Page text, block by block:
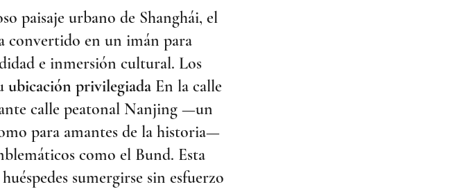
paisaje urbano de Shanghái, el
convertido en un imán para
e inmersión cultural. Los
ubicación privilegiada En la calle
calle peatonal Nanjing —un
para amantes de la historia—
como el Bund. Esta
sumergirse sin esfuerzo